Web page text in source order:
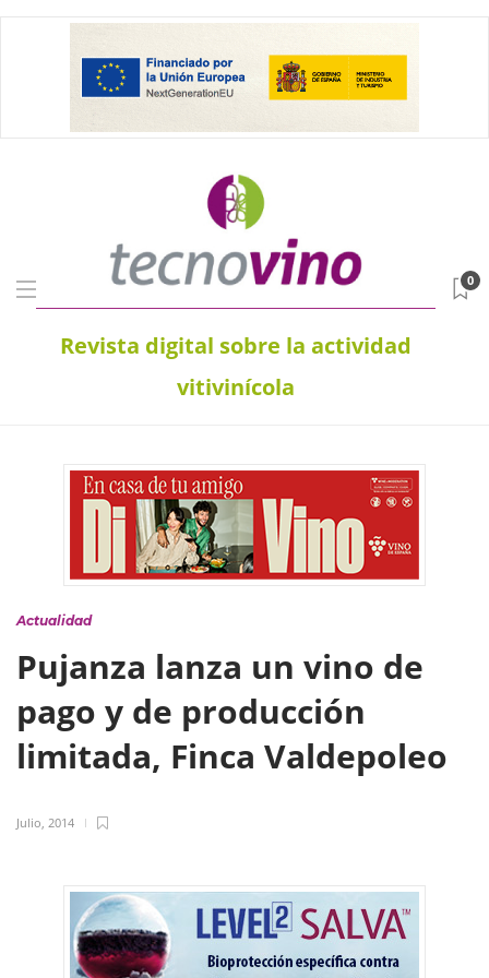
Revista digital sobre la actividad
vitivinícola
0
Actualidad
Pujanza lanza un vino de
pago y de producción
limitada, Finca Valdepoleo
Julio, 2014